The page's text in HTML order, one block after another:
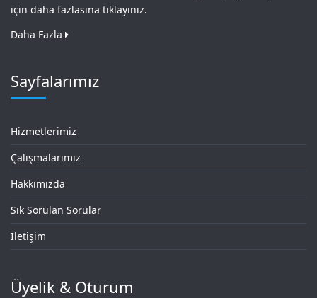
için daha fazlasına tıklayınız.
Daha Fazla
Sayfalarımız
Hizmetlerimiz
Çalışmalarımız
Hakkımızda
Sık Sorulan Sorular
İletişim
Üyelik & Oturum